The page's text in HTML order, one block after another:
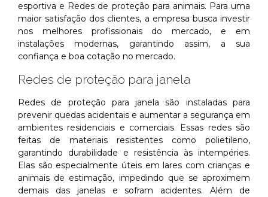
esportiva e Redes de proteção para animais. Para uma
maior satisfação dos clientes, a empresa busca investir
nos melhores profissionais do mercado, e em
instalações modernas, garantindo assim, a sua
confiança e boa cotação no mercado.
Redes de proteção para janela
Redes de proteção para janela são instaladas para
prevenir quedas acidentais e aumentar a segurança em
ambientes residenciais e comerciais. Essas redes são
feitas de materiais resistentes como polietileno,
garantindo durabilidade e resistência às intempéries.
Elas são especialmente úteis em lares com crianças e
animais de estimação, impedindo que se aproximem
demais das janelas e sofram acidentes. Além de